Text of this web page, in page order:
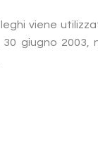
viene
giugno 2003,